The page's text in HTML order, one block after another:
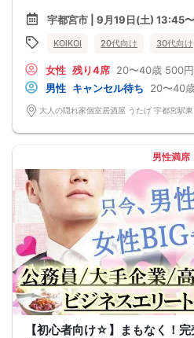
宇都宮市 | 9月19日(土) 13:45〜
KOIKOI 20代向け 30代向け
女性 残り4席 20〜40歳 500円
男性 キャンセル待ち 20〜40
男性満席
【初心者向け☆】まもなく！